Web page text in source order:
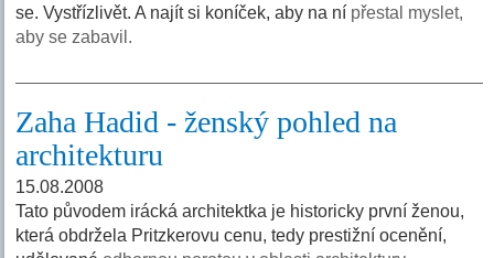
se. Vystřízlivět. A najít si koníček, aby na ní přestal myslet,
aby se zabavil.
Zaha Hadid - ženský pohled na
architekturu
15.08.2008
Tato původem irácká architektka je historicky první ženou,
která obdržela Pritzkerovu cenu, tedy prestižní ocenění,